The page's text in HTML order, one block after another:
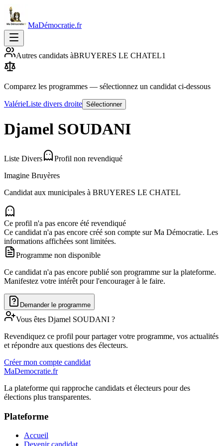
MaDémocratie.fr
Autres candidats àBRUYERES LE CHATEL1
Comparez les programmes — sélectionnez un candidat ci-dessous
ValérieListe divers droite Sélectionner
Djamel SOUDANI
Liste Divers
Profil non revendiqué
Imagine Bruyères
Candidat aux municipales à BRUYERES LE CHATEL
Ce profil n'a pas encore été revendiqué
Ce candidat n'a pas encore créé son compte sur Ma Démocratie. Les
informations affichées sont limitées.
Programme non disponible
Ce candidat n'a pas encore publié son programme sur la plateforme.
Manifestez votre intérêt pour l'encourager à le faire.
Demander le programme
Vous êtes Djamel SOUDANI ?
Revendiquez ce profil pour partager votre programme, vos actualités
et répondre aux questions des électeurs.
Créer mon compte candidat
MaDemocratie.fr
La plateforme qui rapproche candidats et électeurs pour des
élections plus transparentes.
Plateforme
Accueil